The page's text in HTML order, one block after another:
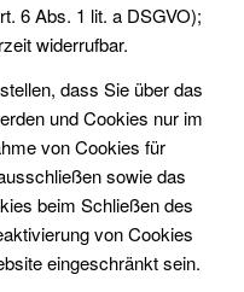
6 Abs. 1 lit. a DSGVO);
widerrufbar.
dass Sie über das
und Cookies nur im
von Cookies für
sowie das
beim Schließen des
von Cookies
eingeschränkt sein.